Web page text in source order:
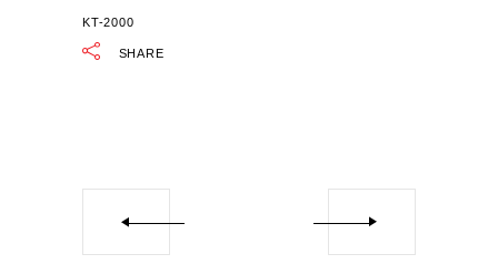
KT-2000
SHARE